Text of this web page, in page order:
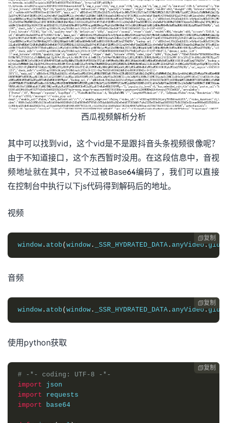
西瓜视频解析分析
其中可以找到vid，这个vid是不是跟抖音头条视频很像呢？
由于不知道接口，这个东西暂时没用。在这段信息中，音视
频地址就在其中，只不过被Base64编码了，我们可以直接
在控制台中执行以下js代码得到解码后的地址。
视频
复制
window . atob ( window . _SSR_HYDRATED_DATA . anyVideo .
音频
复制
window . atob ( window . _SSR_HYDRATED_DATA . anyVideo .
使用python获取
复制
# -*- coding: UTF-8 -*-
import
import
import base64